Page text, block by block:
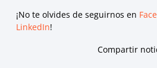
¡No te olvides de seguirnos en
LinkedIn!
Compartir